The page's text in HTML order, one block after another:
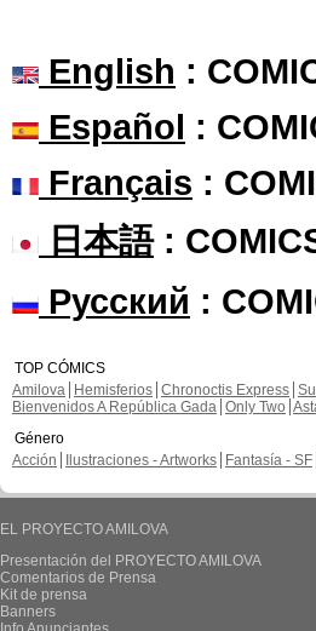
English :
Español :
Français :
日本語:
Русский :
TOP CÓMICS
Amilova
Hemisferios Chronoctis Express
Bienvenidos A República Gada Only Two
Género
Acción
Ilustraciones - Artworks Fantasía - SF
EL PROYECTO AMILOVA
Presentación del PROYECTO AMILOVA
Comentarios de Prensa
Kit de prensa
Banners